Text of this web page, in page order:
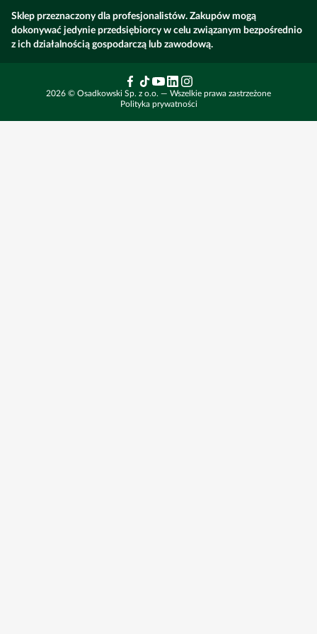
Ustawienia cookie
Nawożenie kukurydzy
Dokumenty
Ubezpieczenia rolnicze
Umów wizytę w serwisie
Rolnictwo precyzyjne
Sklep przeznaczony dla profesjonalistów. Zakupów mogą
dokonywać jedynie przedsiębiorcy w celu związanym bezpośrednio
z ich działalnością gospodarczą lub zawodową.
2026 © Osadkowski Sp. z o.o. — Wszelkie prawa zastrzeżone
Polityka prywatności